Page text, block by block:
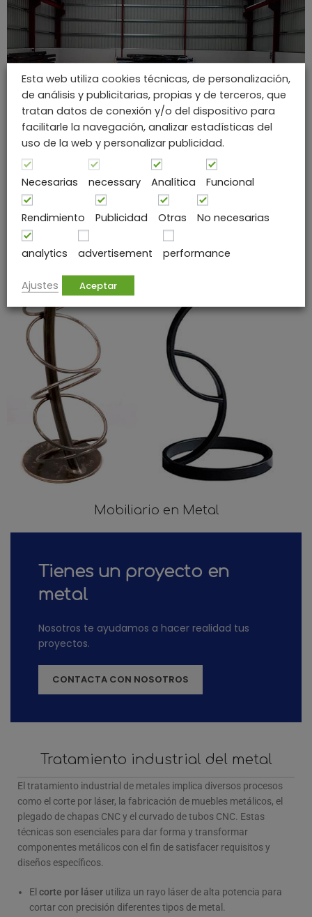
Puente Grúa
Mobiliario en Metal
Tienes un proyecto en
metal
Nosotros te ayudamos a hacer realidad tus
proyectos.
CONTACTA CON NOSOTROS
Tratamiento industrial del metal
El tratamiento industrial de metales implica diversos procesos
como el corte por láser, la fabricación de muebles metálicos, el
plegado de chapas CNC y el curvado de tubos CNC. Estas
técnicas son esenciales para dar forma y transformar
componentes metálicos con el fin de satisfacer requisitos y
diseños específicos.
El corte por láser utiliza un rayo láser de alta potencia para
cortar con precisión diferentes tipos de metal.
Esta web utiliza cookies técnicas, de personalización,
de análisis y publicitarias, propias y de terceros, que
tratan datos de conexión y/o del dispositivo para
facilitarle la navegación, analizar estadísticas del
uso de la web y personalizar publicidad.
Necesarias necessary Analítica Funcional
Rendimiento Publicidad Otras No necesarias
analytics advertisement performance
Ajustes Aceptar